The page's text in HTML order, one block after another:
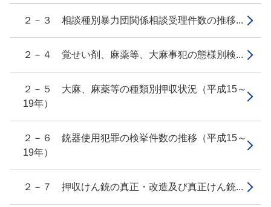
２－３ 相談種別暴力団関係相談受理件数の推移...
２－４ 覚せい剤、麻薬等、大麻事犯の態様別検...
２－５ 大麻、麻薬等の種類別押収状況（平成15～
19年）
２－６ 銃器使用犯罪の検挙件数の推移（平成15～
19年）
２－７ 押収けん銃の真正・改造及び真正けん銃...